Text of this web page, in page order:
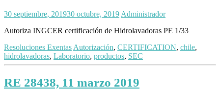
30 septiembre, 201930 octubre, 2019 Administrador
Autoriza INGCER certificación de Hidrolavadoras PE 1/33
Resoluciones Exentas Autorización, CERTIFICATION, chile,
hidrolavadoras, Laboratorio, productos, SEC
RE 28438, 11 marzo 2019